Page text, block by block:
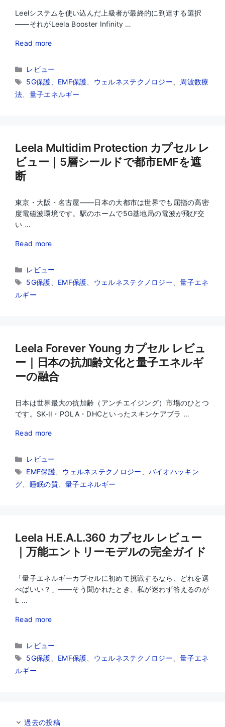
Leelシステムを使い込んだ上級者が最終的に到達する選択
——それがLeela Booster Infinity …
Read more
カ
テ
リ
レビュー
タ
グ
5G保護 EMF保護 ウェルネステクノロジー
周波数療
法
量子エネルギー
Leela Multidim Protection カプセル レ
ビュー｜5層シールドで都市EMFを遮
断
東京・大阪・名古屋——日本の大都市は世界でも屈指の高密
度電磁波環境です。駅のホームで5G基地局の電波が飛び交
い …
Read more
カ
テ
リ
レビュー
タ
グ
5G保護 EMF保護 ウェルネステクノロジー 、量子エネ
ルギー
Leela Forever Young カプセル レビュ
ー｜日本の抗加齢文化と量子エネルギ
ーの融合
日本は世界最大の抗加齢（アンチエイジング）市場のひとつ
です。SK-II・POLA・DHCといったスキンケアブラ …
Read more
カ
テ
リ
レビュー
タ
グ
EMF保護、 ウェルネステクノロジー
バイオハッキン
グ
睡眠の質、量子エネルギー
Leela H.E.A.L.360 カプセル レビュー
｜万能エントリーモデルの完全ガイド
「量子エネルギーカプセルに初めて挑戦するなら、どれを選
べばいい？」——そう聞かれたとき、私が迷わず答えるのが
L …
Read more
カ
テ
リ
レビュー
タ
グ
5G保護 EMF保護 ウェルネステクノロジー 、量子エネ
ルギー
過去の投稿